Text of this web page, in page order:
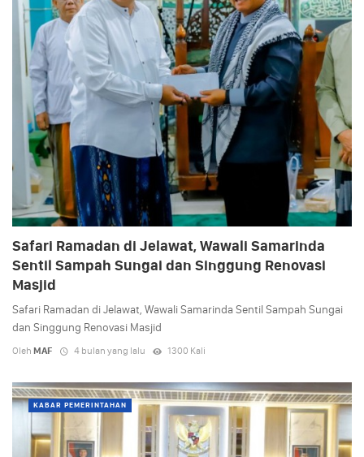
Safari Ramadan di Jelawat, Wawali Samarinda
Sentil Sampah Sungai dan Singgung Renovasi
Masjid
Safari Ramadan di Jelawat, Wawali Samarinda Sentil Sampah Sungai
dan Singgung Renovasi Masjid
Oleh MAF 4 bulan yang lalu 1300 Kali
KABAR PEMERINTAHAN